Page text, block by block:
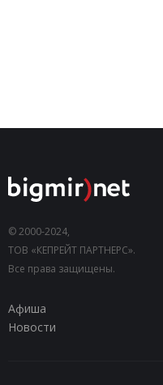
© 2000-2024,
ТОВ «КЕПРЕЙТ ПАРТНЕРС».
Все права защищены.
Афиша
Новости